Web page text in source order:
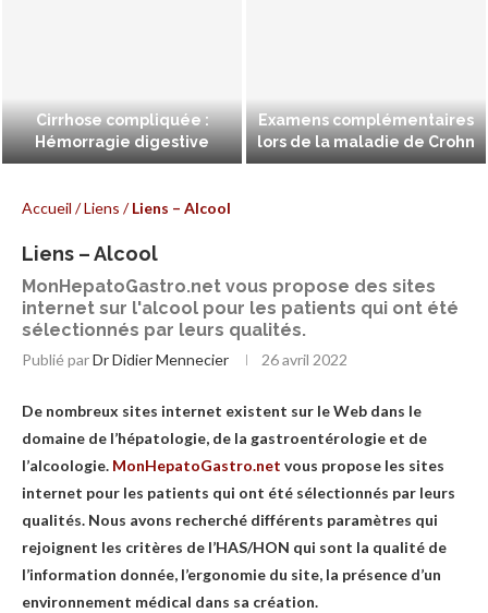
Cirrhose compliquée :
Hémorragie digestive
Examens complémentaires
lors de la maladie de Crohn
Accueil /Liens /Liens – Alcool
Liens – Alcool
MonHepatoGastro.net vous propose des sites
internet sur l'alcool pour les patients qui ont été
sélectionnés par leurs qualités.
Publié parDr Didier Mennecier 26 avril 2022
De nombreux sites internet existent sur le Web dans le
domaine de l’hépatologie, de la gastroentérologie et de
l’alcoologie. MonHepatoGastro.net vous propose les sites
internet pour les patients qui ont été sélectionnés par leurs
qualités. Nous avons recherché différents paramètres qui
rejoignent les critères de l’HAS/HON qui sont la qualité de
l’information donnée, l’ergonomie du site, la présence d’un
environnement médical dans sa création.